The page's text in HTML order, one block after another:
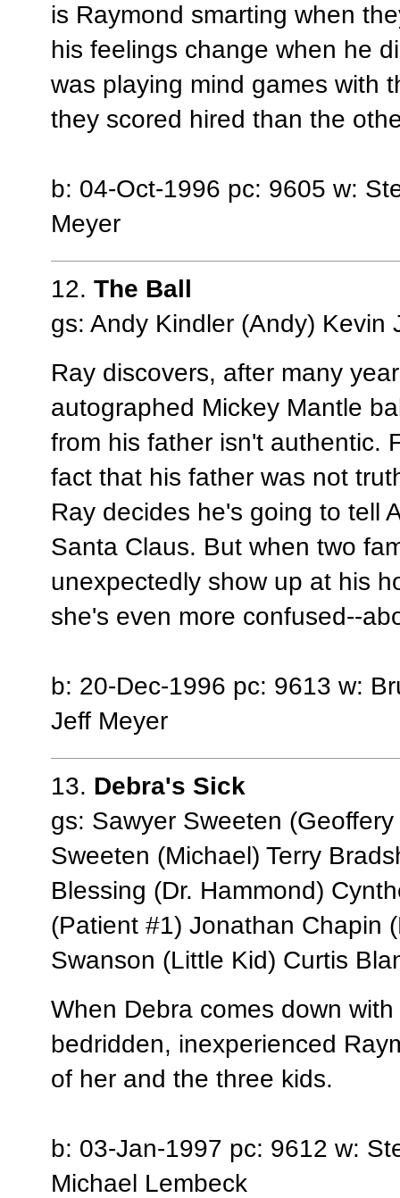
is Raymond smarting when
his feelings change when he
was playing mind games with
they scored hired than the
b: 04-Oct-1996 pc: 9605 w:
Meyer
12. The Ball
gs: Andy Kindler (Andy) Kevin
Ray discovers, after many
autographed Mickey Mantle
from his father isn't authentic.
fact that his father was not
Ray decides he's going to tell
Santa Claus. But when two
unexpectedly show up at his
she's even more confused--
b: 20-Dec-1996 pc: 9613 w:
Jeff Meyer
13. Debra's Sick
gs: Sawyer Sweeten
Sweeten (Michael) Terry
Blessing (Dr. Hammond)
(Patient #1) Jonathan Chapin
Swanson (Little Kid) Curtis
When Debra comes down
bedridden, inexperienced
of her and the three kids.
b: 03-Jan-1997 pc: 9612 w:
Michael Lembeck